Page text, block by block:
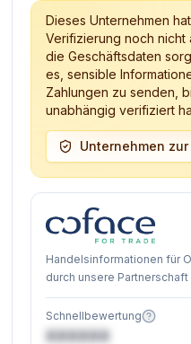
Dieses Unternehmen
Verifizierung noch nicht
die Geschäftsdaten
es, sensible
Zahlungen zu senden,
unabhängig verifiziert
Unternehmen
Handelsinformationen für
durch unsere
Schnellbewertung
XXXXXX